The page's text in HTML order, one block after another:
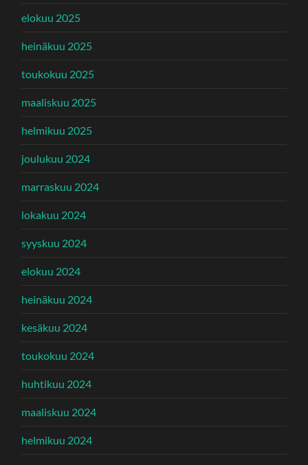
elokuu 2025
heinäkuu 2025
toukokuu 2025
maaliskuu 2025
helmikuu 2025
joulukuu 2024
marraskuu 2024
lokakuu 2024
syyskuu 2024
elokuu 2024
heinäkuu 2024
kesäkuu 2024
toukokuu 2024
huhtikuu 2024
maaliskuu 2024
helmikuu 2024